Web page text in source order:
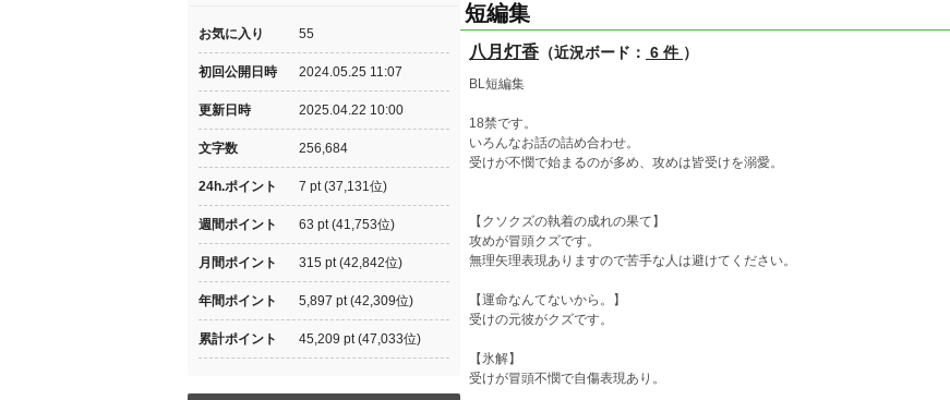
短編集
八月灯香 （近況ボード： 6 件 ）
BL短編集
18禁です。
いろんなお話の詰め合わせ。
受けが不憫で始まるのが多め、攻めは皆受けを溺愛。
【クソクズの執着の成れの果て】
攻めが冒頭クズです。
無理矢理表現ありますので苦手な人は避けてください。
【運命なんてないから。】
受けの元彼がクズです。
【氷解】
受けが冒頭不憫で自傷表現あり。
お気に入り 55
初回公開日時 2024.05.25 11:07
更新日時 2025.04.22 10:00
文字数 256,684
24h.ポイント 7 pt (37,131位)
週間ポイント 63 pt (41,753位)
月間ポイント 315 pt (42,842位)
年間ポイント 5,897 pt (42,309位)
累計ポイント 45,209 pt (47,033位)